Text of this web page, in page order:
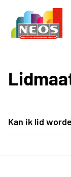
Kan ik lid